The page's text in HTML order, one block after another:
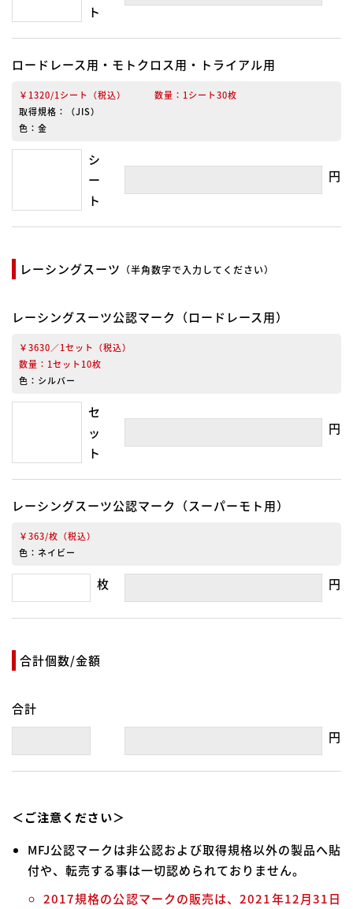
ト
ロードレース用・モトクロス用・トライアル用
￥1320/1シート（税込） 数量：1シート30枚
取得規格：（JIS）
色：金
シ
ー
ト
円
レーシングスーツ （半角数字で入力してください）
レーシングスーツ公認マーク（ロードレース用）
￥3630／1セット（税込）
数量：1セット10枚
色：シルバー
セ
ッ
ト
円
レーシングスーツ公認マーク（スーパーモト用）
￥363/枚（税込）
色：ネイビー
枚 円
合計個数/金額
合計
円
＜ご注意ください＞
MFJ公認マークは非公認および取得規格以外の製品へ貼
付や、転売する事は一切認められておりません。
2017規格の公認マークの販売は、2021年12月31日